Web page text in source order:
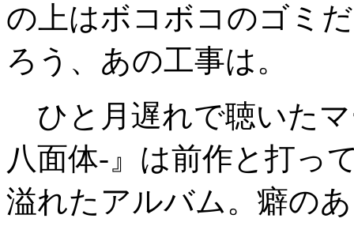
の上はボコボコのゴミ
ろう、あの工事は。
ひと月遅れで聴いたマ
八面体-』は前作と打っ
溢れたアルバム。癖の